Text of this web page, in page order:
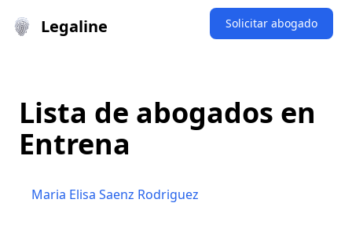
Legaline Solicitar abogado
Lista de abogados en
Entrena
Maria Elisa Saenz Rodriguez